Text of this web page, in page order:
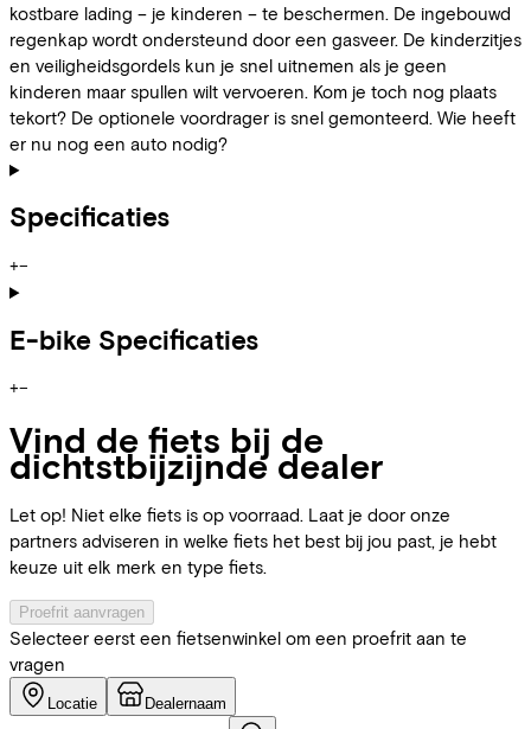
kostbare lading – je kinderen – te beschermen. De ingebouwd
regenkap wordt ondersteund door een gasveer. De kinderzitjes
en veiligheidsgordels kun je snel uitnemen als je geen
kinderen maar spullen wilt vervoeren. Kom je toch nog plaats
tekort? De optionele voordrager is snel gemonteerd. Wie heeft
er nu nog een auto nodig?
Specificaties
+−
E-bike Specificaties
+−
Vind de fiets bij de
dichtstbijzijnde dealer
Let op! Niet elke fiets is op voorraad. Laat je door onze
partners adviseren in welke fiets het best bij jou past, je hebt
keuze uit elk merk en type fiets.
Proefrit aanvragen
Selecteer eerst een fietsenwinkel om een proefrit aan te
vragen
Locatie Dealernaam